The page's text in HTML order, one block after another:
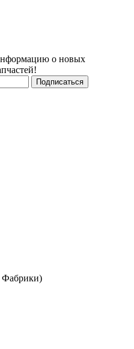
о новых
Фабрики)